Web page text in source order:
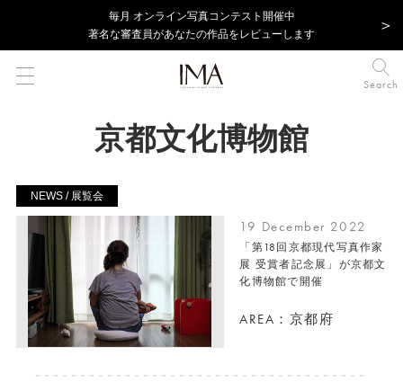
毎⽉ オンライン写真コンテスト開催中
著名な審査員があなたの作品をレビューします
Search
京都文化博物館
NEWS / 展覧会
19 December 2022
「第18回京都現代写真作家
展 受賞者記念展」が京都文
化博物館で開催
AREA：京都府